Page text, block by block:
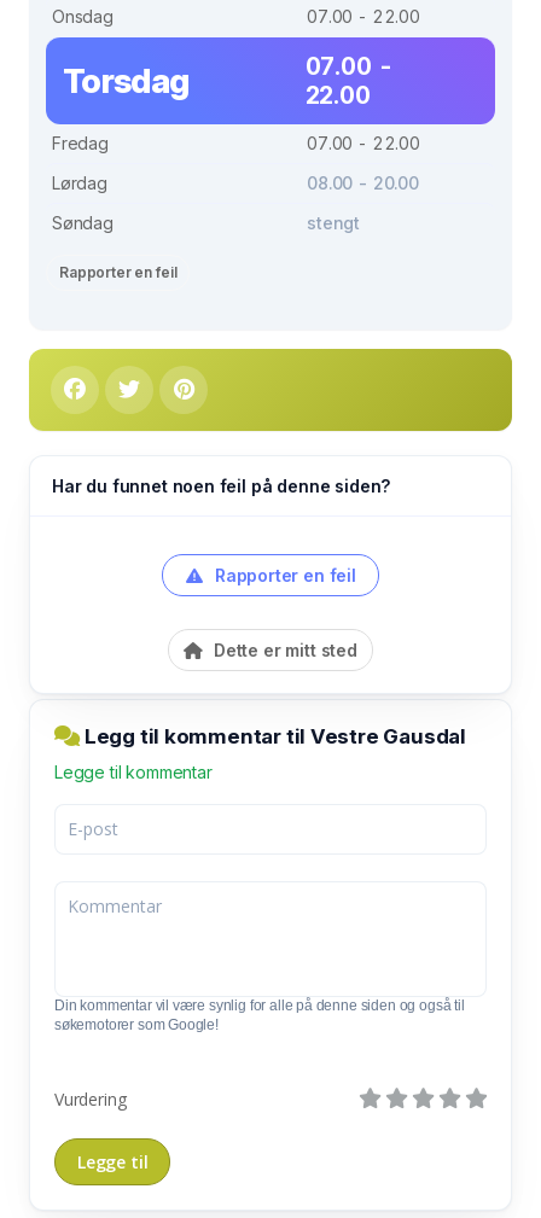
Onsdag
07.00 - 22.00
Torsdag
07.00 -
22.00
Fredag
07.00 - 22.00
Lørdag
08.00 - 20.00
Søndag
stengt
Rapporter en feil
Har du funnet noen feil på denne siden?
Rapporter en feil
Dette er mitt sted
Legg til kommentar til Vestre Gausdal
Legge til kommentar
Din kommentar vil være synlig for alle på denne siden og også til
søkemotorer som Google!
Vurdering